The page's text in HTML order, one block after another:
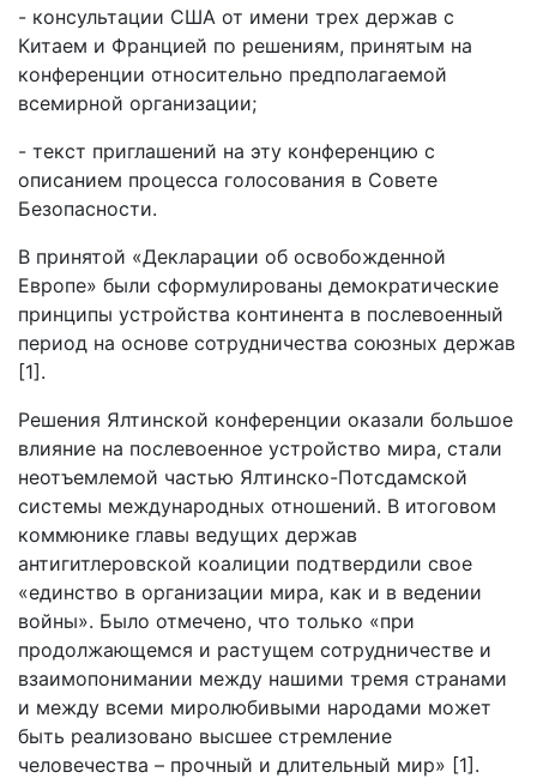
- консультации США от имени трех держав с
Китаем и Францией по решениям, принятым на
конференции относительно предполагаемой
всемирной организации;
- текст приглашений на эту конференцию с
описанием процесса голосования в Совете
Безопасности.
В принятой «Декларации об освобожденной
Европе» были сформулированы демократические
принципы устройства континента в послевоенный
период на основе сотрудничества союзных держав
[1].
Решения Ялтинской конференции оказали большое
влияние на послевоенное устройство мира, стали
неотъемлемой частью Ялтинско-Потсдамской
системы международных отношений. В итоговом
коммюнике главы ведущих держав
антигитлеровской коалиции подтвердили свое
«единство в организации мира, как и в ведении
войны». Было отмечено, что только «при
продолжающемся и растущем сотрудничестве и
взаимопонимании между нашими тремя странами
и между всеми миролюбивыми народами может
быть реализовано высшее стремление
человечества – прочный и длительный мир» [1].